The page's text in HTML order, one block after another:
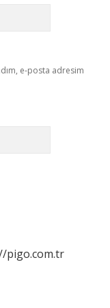
e-posta adresim
pigo.com.tr